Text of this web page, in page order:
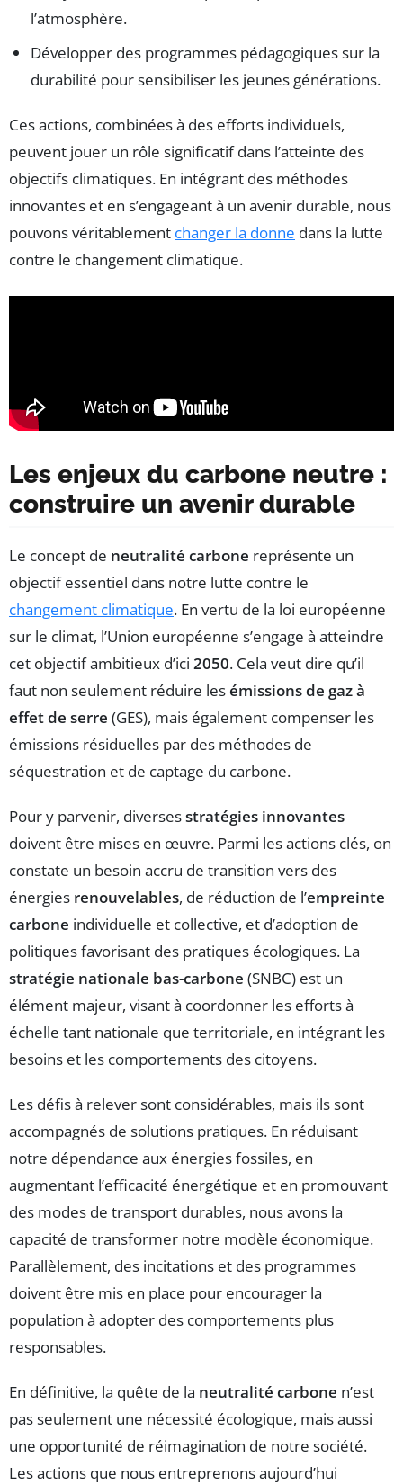
l’atmosphère.
Développer des programmes pédagogiques sur la
durabilité pour sensibiliser les jeunes générations.
Ces actions, combinées à des efforts individuels,
peuvent jouer un rôle significatif dans l’atteinte des
objectifs climatiques. En intégrant des méthodes
innovantes et en s’engageant à un avenir durable, nous
pouvons véritablement changer la donne dans la lutte
contre le changement climatique.
Les enjeux du carbone neutre :
construire un avenir durable
Le concept de neutralité carbone représente un
objectif essentiel dans notre lutte contre le
changement climatique. En vertu de la loi européenne
sur le climat, l’Union européenne s’engage à atteindre
cet objectif ambitieux d’ici 2050. Cela veut dire qu’il
faut non seulement réduire lesémissions de gaz à
effet de serre (GES), mais également compenser les
émissions résiduelles par des méthodes de
séquestration et de captage du carbone.
Pour y parvenir, diversesstratégies innovantes
doivent être mises en œuvre. Parmi les actions clés, on
constate un besoin accru de transition vers des
énergies renouvelables, de réduction de l’empreinte
carbone individuelle et collective, et d’adoption de
politiques favorisant des pratiques écologiques. La
stratégie nationale bas-carbone (SNBC) est un
élément majeur, visant à coordonner les efforts à
échelle tant nationale que territoriale, en intégrant les
besoins et les comportements des citoyens.
Les défis à relever sont considérables, mais ils sont
accompagnés de solutions pratiques. En réduisant
notre dépendance aux énergies fossiles, en
augmentant l’efficacité énergétique et en promouvant
des modes de transport durables, nous avons la
capacité de transformer notre modèle économique.
Parallèlement, des incitations et des programmes
doivent être mis en place pour encourager la
population à adopter des comportements plus
responsables.
En définitive, la quête de la neutralité carbone n’est
pas seulement une nécessité écologique, mais aussi
une opportunité de réimagination de notre société.
Les actions que nous entreprenons aujourd’hui